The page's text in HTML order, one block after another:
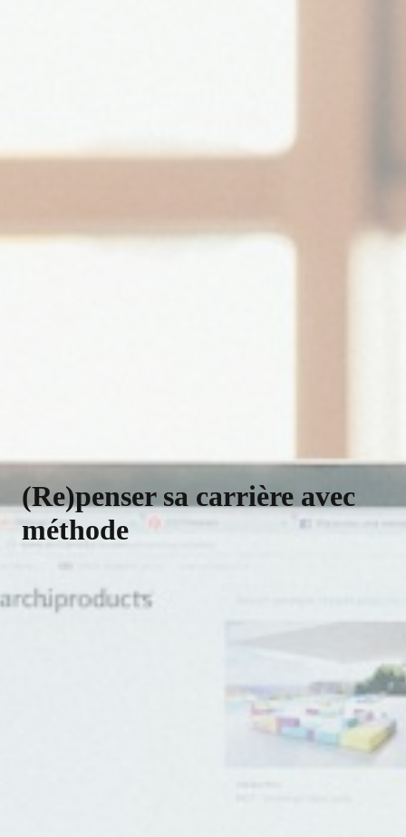
(Re)penser sa carrière avec
méthode